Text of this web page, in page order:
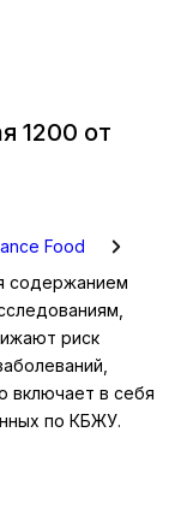
1200 от
содержанием
риск
включает в себя
по КБЖУ.